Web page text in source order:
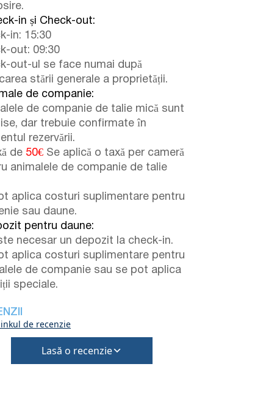
in și Check-out:
in: 15:30
out: 09:30
out-ul se face numai după
stării generale a proprietății.
de companie:
de companie de talie mică sunt
dar trebuie confirmate în
rezervării.
de 50€ Se aplică o taxă per cameră
animalele de companie de talie
aplica costuri suplimentare pentru
sau daune.
pentru daune:
necesar un depozit la check-in.
aplica costuri suplimentare pentru
de companie sau se pot aplica
speciale.
de recenzie
Lasă o recenzie